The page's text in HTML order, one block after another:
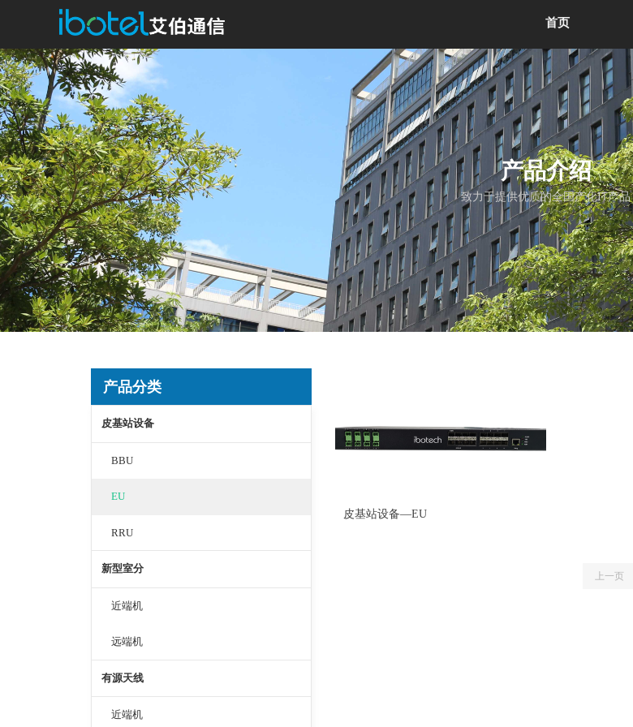
首页
产品介绍
致力于提供优质的全国产化IT产品
皮基站设备—EU
上一页
皮基站设备
BBU
EU
RRU
新型室分
近端机
远端机
有源天线
近端机
产品分类